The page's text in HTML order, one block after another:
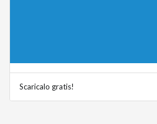
Scaricalo gratis!